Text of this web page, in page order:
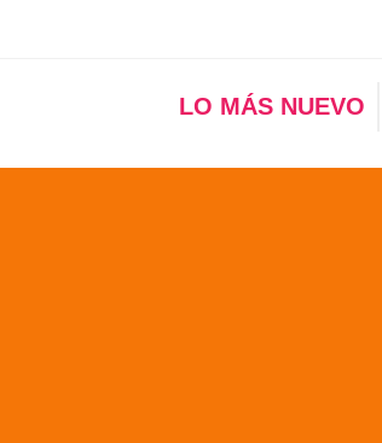
LO MÁS NUEVO